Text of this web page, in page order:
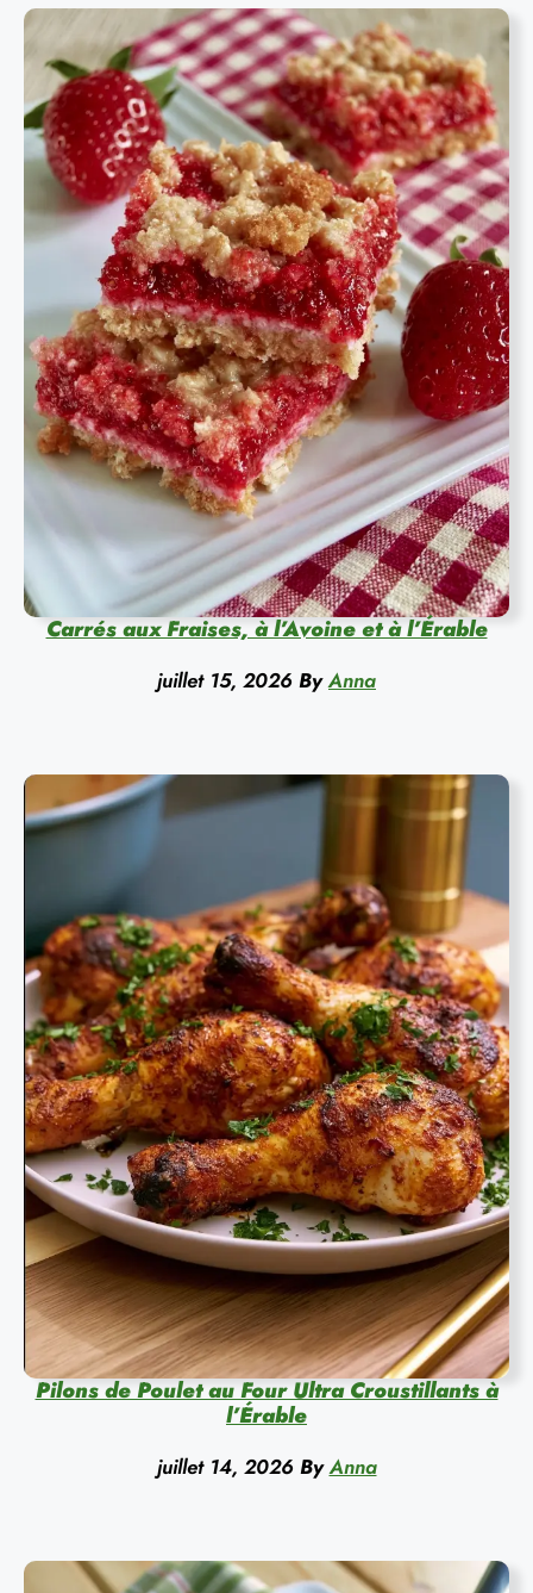
Carrés aux Fraises, à l’Avoine et à l’Érable
juillet 15, 2026 By Anna
Pilons de Poulet au Four Ultra Croustillants à
l’Érable
juillet 14, 2026 By Anna